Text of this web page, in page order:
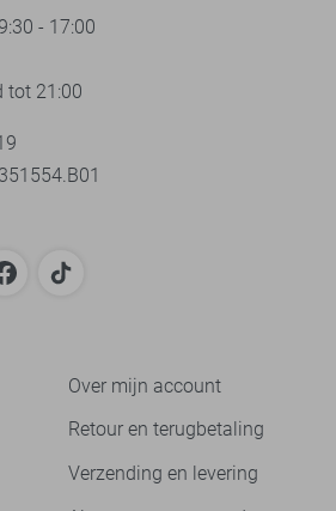
- 17:00
tot 21:00
Over mijn account
Retour en terugbetaling
Verzending en levering